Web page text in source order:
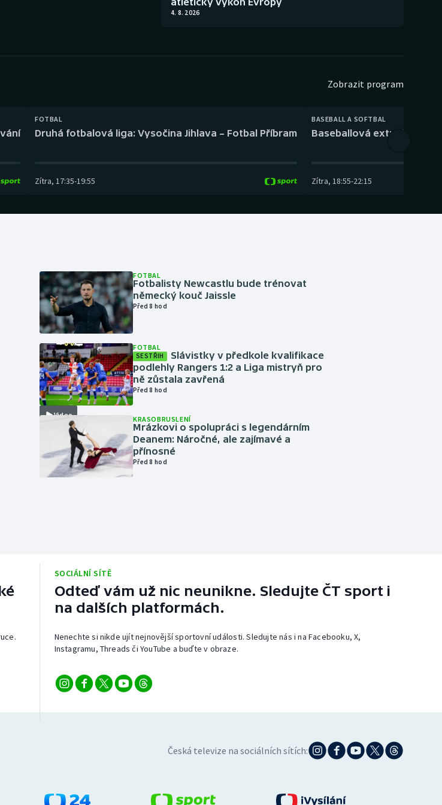
4. 8. 2026
Zobrazit program
FOTBAL
Druhá fotbalová liga: Vysočina Jihlava – Fotbal Příbram
Zítra, 17:35-19:55
BASEBALL A SOFTBAL
Baseballová extraliga:
Zítra, 18:55-22:15
FOTBAL
Fotbalisty Newcastlu bude trénovat
německý kouč Jaissle
Před 8 hod
Video
FOTBAL
SESTŘIH
Slávistky v předkole kvalifikace
podlehly Rangers 1:2 a Liga mistryň pro
ně zůstala zavřená
Před 8 hod
KRASOBRUSLENÍ
Mrázkovi o spolupráci s legendárním
Deanem: Náročné, ale zajímavé a
přínosné
Před 8 hod
SOCIÁLNÍ SÍTĚ
Odteď vám už nic neunikne. Sledujte ČT sport i
na dalších platformách.
Nenechte si nikde ujít nejnovější sportovní události. Sledujte nás i na Facebooku, X,
Instagramu, Threads či YouTube a buďte v obraze.
Česká televize na sociálních sítích: